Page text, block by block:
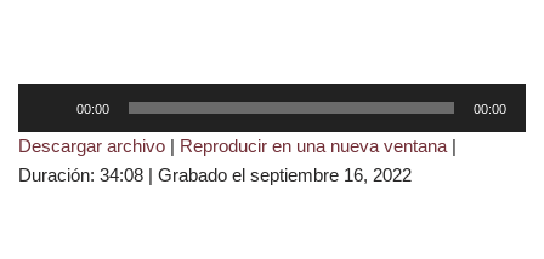
p
r
00:00 00:00
Descargar archivo | Reproducir en una nueva ventana |
Duración: 34:08 | Grabado el septiembre 16, 2022